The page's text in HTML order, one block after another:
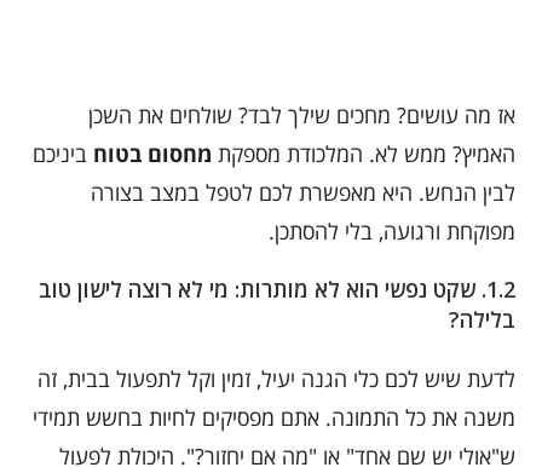
אז מה עושים? מחכים שילך לבד? שולחים את השכן
האמיץ? ממש לא. המלכודת מספקת מחסום בטוח ביניכם
לבין הנחש. היא מאפשרת לכם לטפל במצב בצורה
מפוקחת ורגועה, בלי להסתכן.
1.2. שקט נפשי הוא לא מותרות: מי לא רוצה לישון טוב
בלילה?
לדעת שיש לכם כלי הגנה יעיל, זמין וקל לתפעול בבית, זה
משנה את כל התמונה. אתם מפסיקים לחיות בחשש תמידי
ש"אולי יש שם אחד" או "מה אם יחזור?". היכולת לפעול